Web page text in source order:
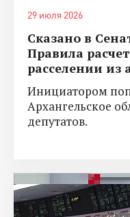
29 июля 2026
Сказано в
Правила
расселении из
Инициатором
Архангельское
депутатов.